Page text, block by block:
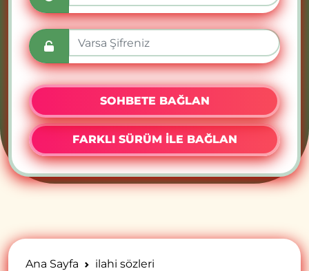
SOHBETE BAĞLAN
FARKLI SÜRÜM İLE BAĞLAN
Ana Sayfa
ilahi sözleri